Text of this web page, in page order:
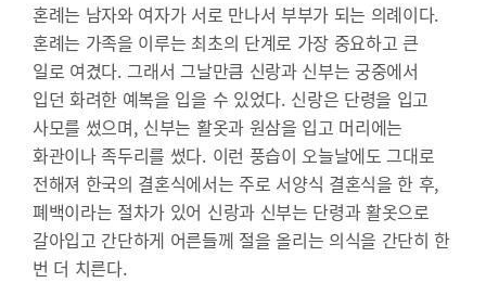
혼례는 남자와 여자가 서로 만나서 부부가 되는 의례이다.
혼례는 가족을 이루는 최초의 단계로 가장 중요하고 큰
일로 여겼다. 그래서 그날만큼 신랑과 신부는 궁중에서
입던 화려한 예복을 입을 수 있었다. 신랑은 단령을 입고
사모를 썼으며, 신부는 활옷과 원삼을 입고 머리에는
화관이나 족두리를 썼다. 이런 풍습이 오늘날에도 그대로
전해져 한국의 결혼식에서는 주로 서양식 결혼식을 한 후,
폐백이라는 절차가 있어 신랑과 신부는 단령과 활옷으로
갈아입고 간단하게 어른들께 절을 올리는 의식을 간단히 한
번 더 치른다.